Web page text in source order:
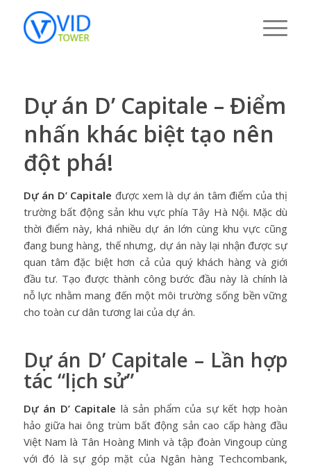
Dự án D’ Capitale – Điểm
nhấn khác biệt tạo nên
đột phá!
Dự án D’ Capitale được xem là dự án tâm điểm của thị
trường bất động sản khu vực phía Tây Hà Nội. Mặc dù
thời điểm này, khá nhiều dự án lớn cùng khu vực cũng
đang bung hàng, thế nhưng, dự án này lại nhận được sự
quan tâm đặc biệt hơn cả của quý khách hàng và giới
đầu tư. Tạo được thành công bước đầu này là chính là
nỗ lực nhằm mang đến một môi trường sống bền vững
cho toàn cư dân tương lai của dự án.
Dự án D’ Capitale – Lần hợp
tác “lịch sử”
Dự án D’ Capitale là sản phẩm của sự kết hợp hoàn
hảo giữa hai ông trùm bất động sản cao cấp hàng đầu
Việt Nam là Tân Hoàng Minh và tập đoàn Vingoup cùng
với đó là sự góp mặt của Ngân hàng Techcombank,